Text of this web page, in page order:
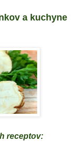
a kuchyne
receptov: